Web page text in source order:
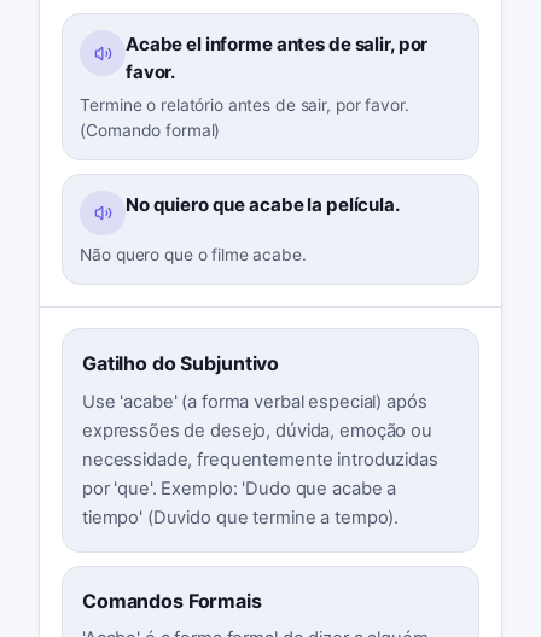
Acabe el informe antes de salir, por
favor.
Termine o relatório antes de sair, por favor.
(Comando formal)
No quiero que acabe la película.
Não quero que o filme acabe.
Gatilho do Subjuntivo
Use 'acabe' (a forma verbal especial) após
expressões de desejo, dúvida, emoção ou
necessidade, frequentemente introduzidas
por 'que'. Exemplo: 'Dudo que acabe a
tiempo' (Duvido que termine a tempo).
Comandos Formais